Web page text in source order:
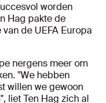
worden
Hag pakte de
de UEFA Europa
nergens meer om
"We hebben
willen we gewoon
liet Ten Hag zich al